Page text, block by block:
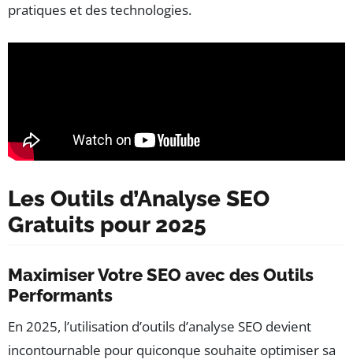
pratiques et des technologies.
Les Outils d’Analyse SEO
Gratuits pour 2025
Maximiser Votre SEO avec des Outils
Performants
En 2025, l’utilisation d’outils d’analyse SEO devient
incontournable pour quiconque souhaite optimiser sa